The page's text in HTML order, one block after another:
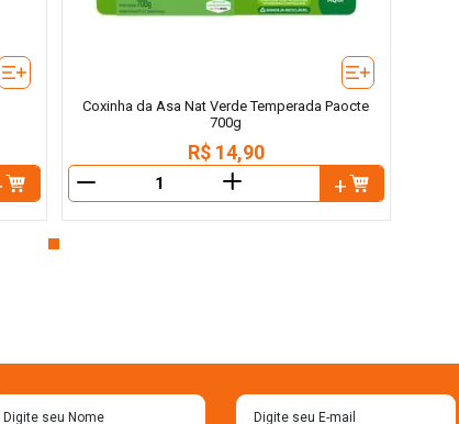
Coxinha da Asa Nat Verde Temperada Paocte
700g
R$ 14,90
＋